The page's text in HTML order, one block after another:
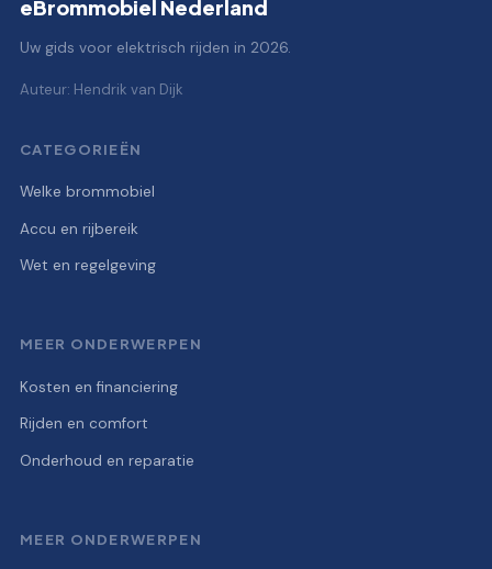
eBrommobiel Nederland
Uw gids voor elektrisch rijden in 2026.
Auteur: Hendrik van Dijk
CATEGORIEËN
Welke brommobiel
Accu en rijbereik
Wet en regelgeving
MEER ONDERWERPEN
Kosten en financiering
Rijden en comfort
Onderhoud en reparatie
MEER ONDERWERPEN